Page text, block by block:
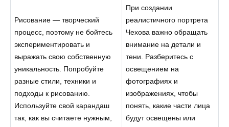
Рисование — творческий
процесс, поэтому не бойтесь
экспериментировать и
выражать свою собственную
уникальность. Попробуйте
разные стили, техники и
подходы к рисованию.
Используйте свой карандаш
так, как вы считаете нужным,
При создании
реалистичного портрета
Чехова важно обращать
внимание на детали и
тени. Разберитесь с
освещением на
фотографиях и
изображениях, чтобы
понять, какие части лица
будут освещены или